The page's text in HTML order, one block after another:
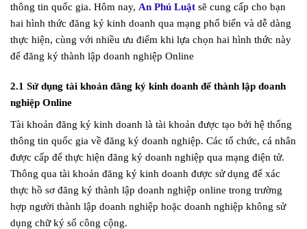
thông tin quốc gia. Hôm nay, An Phú Luật sẽ cung cấp cho bạn
hai hình thức đăng ký kinh doanh qua mạng phổ biến và dễ dàng
thực hiện, cùng với nhiều ưu điểm khi lựa chọn hai hình thức này
để đăng ký thành lập doanh nghiệp Online
2.1 Sử dụng tài khoản đăng ký kinh doanh để thành lập doanh
nghiệp Online
Tài khoản đăng ký kinh doanh là tài khoản được tạo bởi hệ thống
thông tin quốc gia về đăng ký doanh nghiệp. Các tổ chức, cá nhân
được cấp để thực hiện đăng ký doanh nghiệp qua mạng điện tử.
Thông qua tài khoản đăng ký kinh doanh được sử dụng để xác
thực hồ sơ đăng ký thành lập doanh nghiệp online trong trường
hợp người thành lập doanh nghiệp hoặc doanh nghiệp không sử
dụng chữ ký số công cộng.